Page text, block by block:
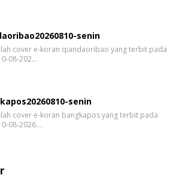
senin
cover e-koran qiandaoribao yang terbit pada
08-202…
senin
cover e-koran bangkapos yang terbit pada
08-2026.…